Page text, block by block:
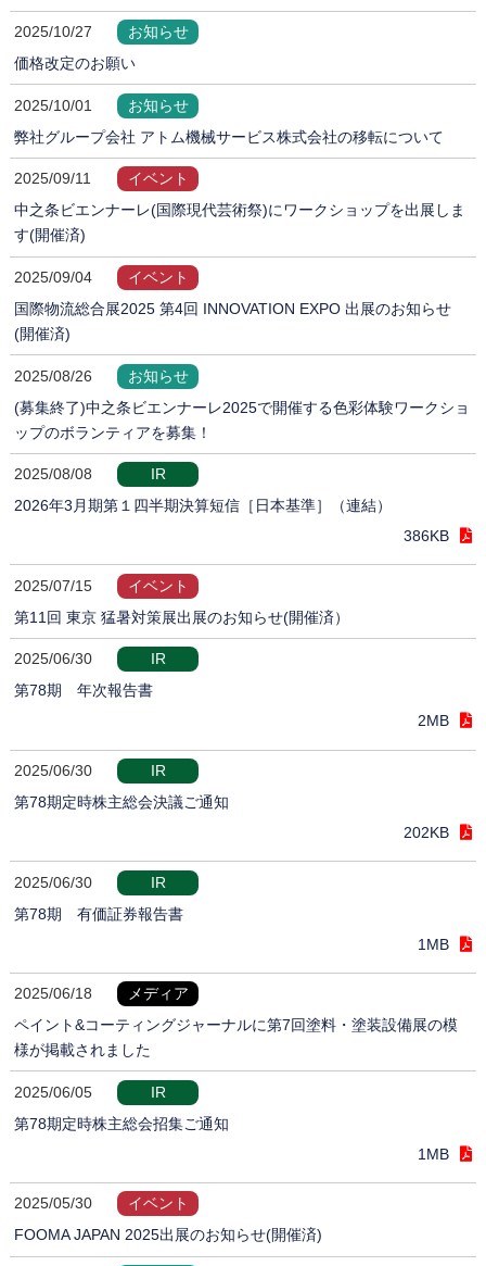
2025/10/27
お知らせ
価格改定のお願い
2025/10/01
お知らせ
弊社グループ会社 アトム機械サービス株式会社の移転について
2025/09/11
イベント
中之条ビエンナーレ(国際現代芸術祭)にワークショップを出展しま
す(開催済)
2025/09/04
イベント
国際物流総合展2025 第4回 INNOVATION EXPO 出展のお知らせ
(開催済)
2025/08/26
お知らせ
(募集終了)中之条ビエンナーレ2025で開催する色彩体験ワークショ
ップのボランティアを募集！
2025/08/08
IR
2026年3月期第１四半期決算短信［日本基準］（連結）
386KB
2025/07/15
イベント
第11回 東京 猛暑対策展出展のお知らせ(開催済）
2025/06/30
IR
第78期 年次報告書
2MB
2025/06/30
IR
第78期定時株主総会決議ご通知
202KB
2025/06/30
IR
第78期 有価証券報告書
1MB
2025/06/18
メディア
ペイント&コーティングジャーナルに第7回塗料・塗装設備展の模
様が掲載されました
2025/06/05
IR
第78期定時株主総会招集ご通知
1MB
2025/05/30
イベント
FOOMA JAPAN 2025出展のお知らせ(開催済)